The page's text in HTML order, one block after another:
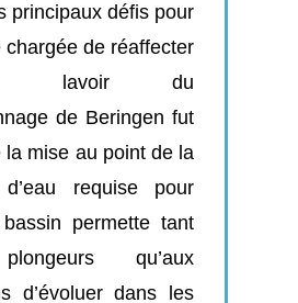
principaux défis pour
chargée de réaffecter
lavoir du
de Beringen fut
la mise au point de la
requise pour
permette tant
qu’aux
d’évoluer dans les